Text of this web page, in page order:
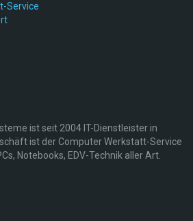
Service
ist seit 2004 IT-Dienstleister in
ist der Computer Werkstatt-Service
Notebooks, EDV-Technik aller Art.